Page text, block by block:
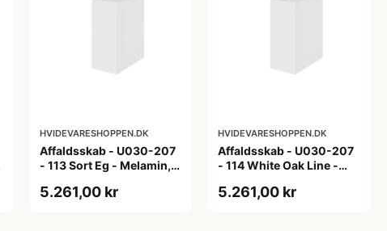
HVIDEVARESHOPPEN.DK
Affaldsskab - U030-207
- 113 Sort Eg - Melamin,
5.261,00 kr
HVIDEVARESHOPPEN.DK
Affaldsskab - U030-207
- 114 White Oak Line -
5.261,00 kr